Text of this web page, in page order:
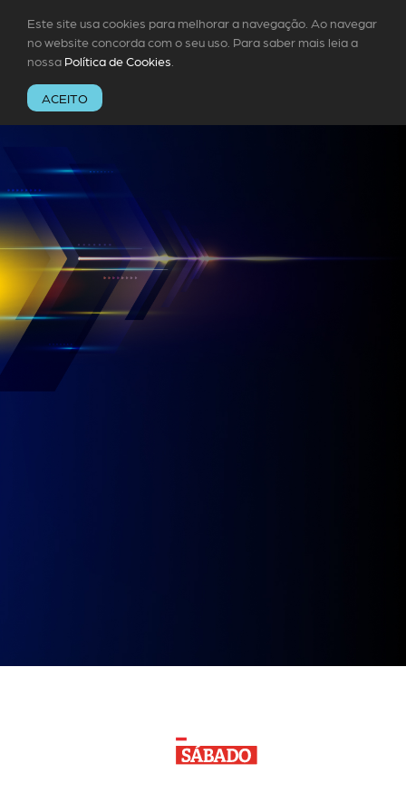
Este site usa cookies para melhorar a navegação. Ao navegar
no website concorda com o seu uso. Para saber mais leia a
nossa Política de Cookies
ACEITO